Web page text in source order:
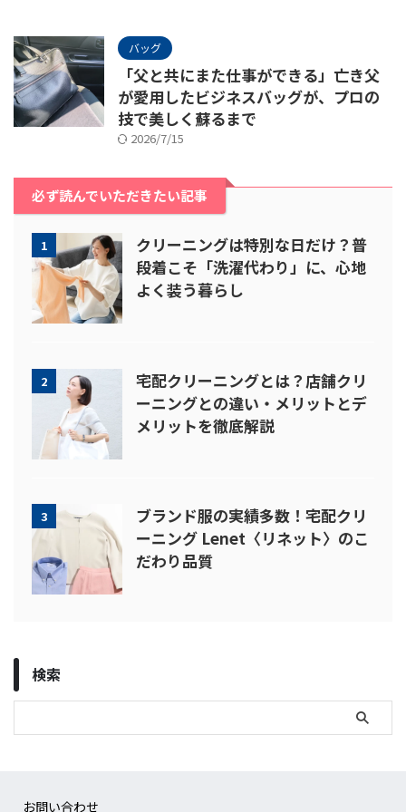
バッグ
「父と共にまた仕事ができる」亡き父
が愛用したビジネスバッグが、プロの
技で美しく蘇るまで
2026/7/15
必ず読んでいただきたい記事
1
クリーニングは特別な日だけ？普
段着こそ「洗濯代わり」に、心地
よく装う暮らし
2
宅配クリーニングとは？店舗クリ
ーニングとの違い・メリットとデ
メリットを徹底解説
3
ブランド服の実績多数！宅配クリ
ーニング Lenet〈リネット〉のこ
だわり品質
検索
お問い合わせ